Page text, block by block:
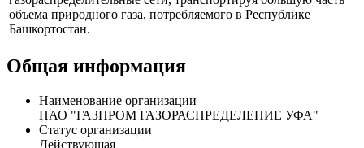
ПАО "Газпром газораспределение Уфа" эксплуатирует
объема природного газа, потребляемого в Республике
Общая информация